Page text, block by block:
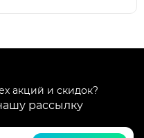
акций и скидок?
рассылку